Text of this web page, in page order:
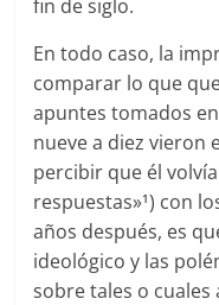
fin de siglo.
En todo caso, la
comparar lo que
apuntes tomados
nueve a diez vieron
percibir que él
respuestas»1) con
años después, es
ideológico y las
sobre tales o